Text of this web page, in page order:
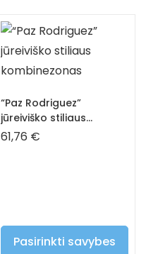
“Paz Rodriguez”
jūreiviško stiliaus
kombinezonas
61,76 €
Pasirinkti savybes